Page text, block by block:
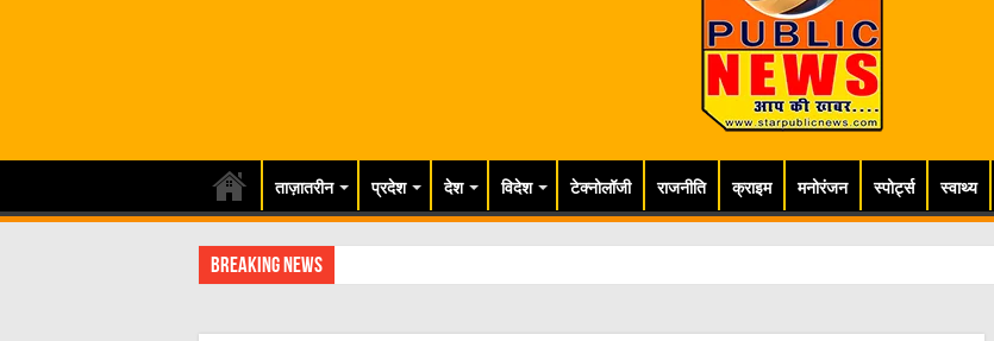
ताज़ातरीन प्रदेश देश विदेश टेक्नोलॉजी राजनीति क्राइम मनोरंजन स्पोर्ट्स स्वाथ्य
Breaking News